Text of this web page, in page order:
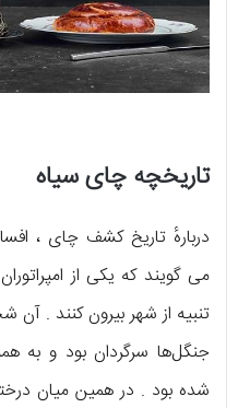
تاریخچه چای سیاه
دربارهٔ تاریخ کشف چای ،
می‌ گویند که یکی از
تنبیه از شهر بیرون کنند .
جنگل‌ها سرگردان بود و به
شده بود . در همین میان